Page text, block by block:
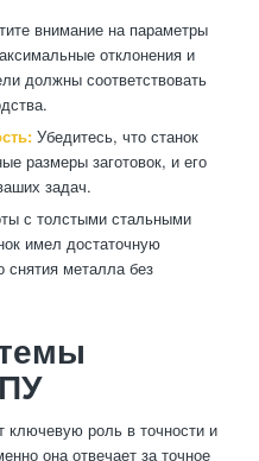
внимание на параметры
отклонения и
должны соответствовать
Убедитесь, что станок
размеры заготовок, и его
задач.
с толстыми стальными
имел достаточную
металла без
ключевую роль в точности и
она отвечает за точное